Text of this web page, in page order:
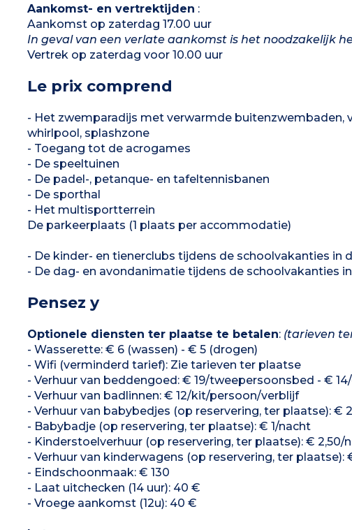
Aankomst- en vertrektijden :
Aankomst op zaterdag 17.00 uur
In geval van een verlate aankomst is het noodzakelijk
Vertrek op zaterdag voor 10.00 uur
Le prix comprend
- Het zwemparadijs met verwarmde buitenzwembaden,
whirlpool, splashzone
- Toegang tot de acrogames
- De speeltuinen
- De padel-, petanque- en tafeltennisbanen
- De sporthal
- Het multisportterrein
De parkeerplaats (1 plaats per accommodatie)
- De kinder- en tienerclubs tijdens de schoolvakanties in
- De dag- en avondanimatie tijdens de schoolvakanties
Pensez y
Optionele diensten ter plaatse te betalen: (tarieven
- Wasserette: € 6 (wassen) - € 5 (drogen)
- Wifi (verminderd tarief): Zie tarieven ter plaatse
- Verhuur van beddengoed: € 19/tweepersoonsbed - €
- Verhuur van badlinnen: € 12/kit/persoon/verblijf
- Verhuur van babybedjes (op reservering, ter plaatse): €
- Babybadje (op reservering, ter plaatse): € 1/nacht
- Kinderstoelverhuur (op reservering, ter plaatse): € 2,50/
- Verhuur van kinderwagens (op reservering, ter plaatse):
- Eindschoonmaak: € 130
- Laat uitchecken (14 uur): 40 €
- Vroege aankomst (12u): 40 €